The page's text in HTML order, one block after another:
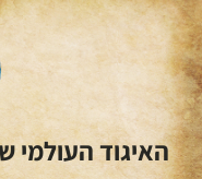
האיגוד העולמי